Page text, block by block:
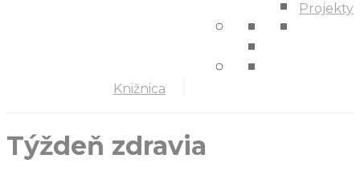
Knižnica
Projekty
Týždeň zdravia